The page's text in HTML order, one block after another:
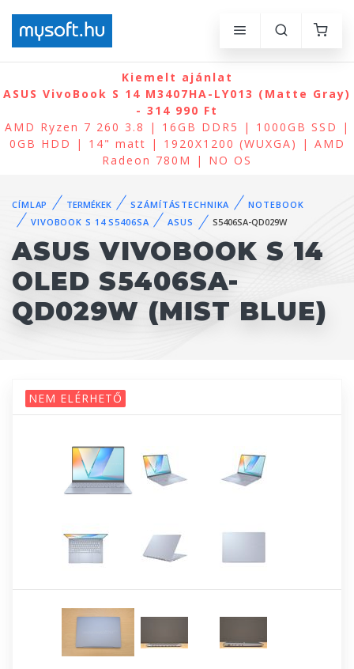
Kiemelt ajánlat
ASUS VivoBook S 14 M3407HA-LY013 (Matte Gray)
- 314 990 Ft
AMD Ryzen 7 260 3.8 | 16GB DDR5 | 1000GB SSD |
0GB HDD | 14" matt | 1920X1200 (WUXGA) | AMD
Radeon 780M | NO OS
CÍMLAP TERMÉKEK SZÁMÍTÁSTECHNIKA
NOTEBOOK
VIVOBOOK S 14 S5406SA
ASUS S5406SA-QD029W
ASUS VIVOBOOK S 14
OLED S5406SA-
QD029W (MIST BLUE)
NEM ELÉRHETŐ